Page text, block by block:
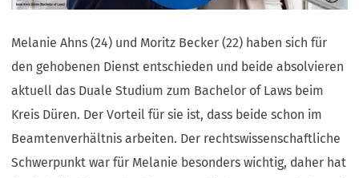
Melanie Ahns (24) und Moritz Becker (22) haben sich für
den gehobenen Dienst entschieden und beide absolvieren
aktuell das Duale Studium zum Bachelor of Laws beim
Kreis Düren. Der Vorteil für sie ist, dass beide schon im
Beamtenverhältnis arbeiten. Der rechtswissenschaftliche
Schwerpunkt war für Melanie besonders wichtig, daher hat